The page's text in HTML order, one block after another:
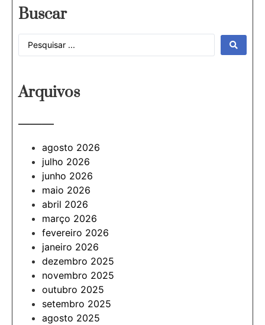
Buscar
Arquivos
———
agosto 2026
julho 2026
junho 2026
maio 2026
abril 2026
março 2026
fevereiro 2026
janeiro 2026
dezembro 2025
novembro 2025
outubro 2025
setembro 2025
agosto 2025